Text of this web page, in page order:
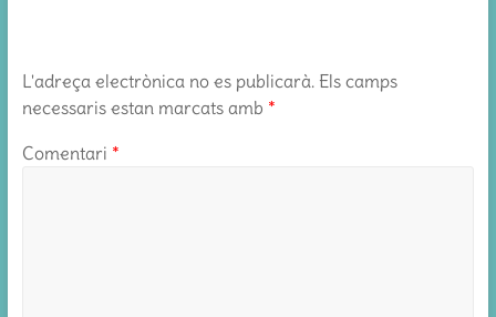
L'adreça electrònica no es publicarà. Els camps
necessaris estan marcats amb *
Comentari *